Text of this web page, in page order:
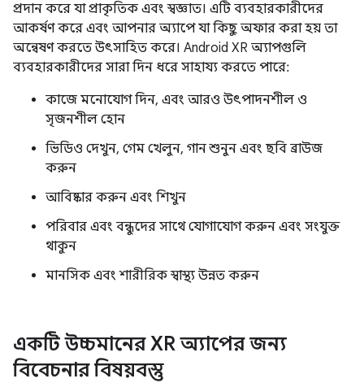
প্রদান করে যা প্রাকৃতিক এবং স্বজ্ঞাত। এটি ব্যবহারকারীদের
আকর্ষণ করে এবং আপনার অ্যাপে যা কিছু অফার করা হয় তা
অন্বেষণ করতে উৎসাহিত করে। Android XR অ্যাপগুলি
ব্যবহারকারীদের সারা দিন ধরে সাহায্য করতে পারে:
কাজে মনোযোগ দিন, এবং আরও উৎপাদনশীল ও
সৃজনশীল হোন
ভিডিও দেখুন, গেম খেলুন, গান শুনুন এবং ছবি ব্রাউজ
করুন
আবিষ্কার করুন এবং শিখুন
পরিবার এবং বন্ধুদের সাথে যোগাযোগ করুন এবং সংযুক্ত
থাকুন
মানসিক এবং শারীরিক স্বাস্থ্য উন্নত করুন
একটি উচ্চমানের XR অ্যাপের জন্য
বিবেচনার বিষয়বস্তু